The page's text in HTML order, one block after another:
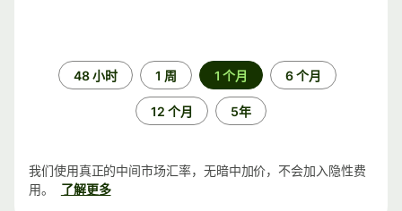
48 小时 1 周 1 个月 6 个月
12 个月 5年
我们使用真正的中间市场汇率，无暗中加价，不会加入隐性费
用。
了解更多